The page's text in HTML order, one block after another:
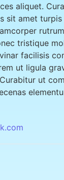
aliquet.
sit amet
tristique
facilisis
ut ligula
ut